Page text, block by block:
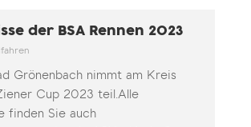
der BSA Rennen 2023
Grönenbach nimmt am Kreis
Cup 2023 teil.Alle
finden Sie auch